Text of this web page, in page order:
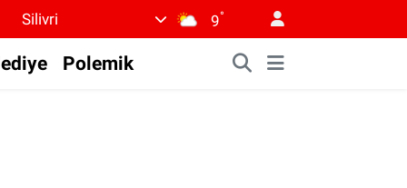
Silivri 9°
Polemik